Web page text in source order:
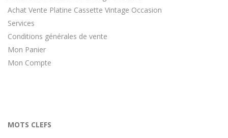
Achat Vente Platine Cassette Vintage Occasion
Services
Conditions générales de vente
Mon Panier
Mon Compte
MOTS CLEFS